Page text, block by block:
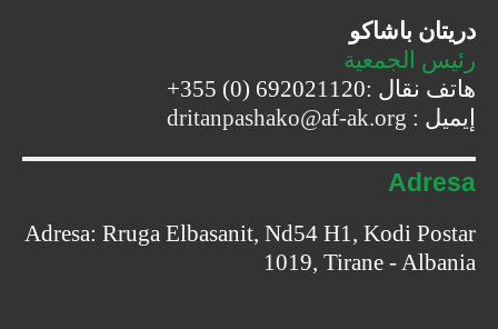
دريتان باشاكو
رئيس الجمعية
هاتف نقال :+355 (0) 692021120
إيميل
dritanpashako@af-ak.org :
Adresa
Adresa: Rruga Elbasanit, Nd54 H1, Kodi Postar
1019, Tirane - Albania